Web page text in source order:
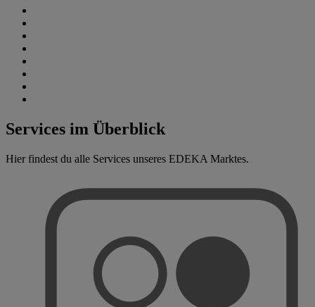
Services im Überblick
Hier findest du alle Services unseres EDEKA Marktes.